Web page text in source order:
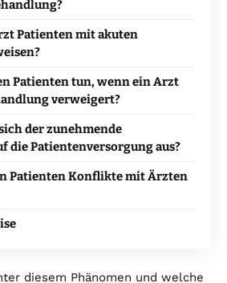
Patienten mit akuten
Patienten tun, wenn ein Arzt
verweigert?
der zunehmende
die Patientenversorgung aus?
Patienten Konflikte mit Ärzten
diesem Phänomen und welche